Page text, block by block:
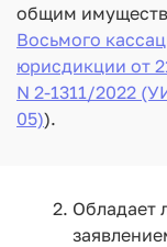
общим
Восьмого
юрисдикции от
N 2-1311/2022
05)).
Обладает